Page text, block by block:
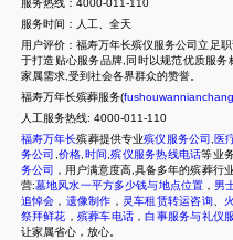
服务热线：4000-011-110
服务时间：人工、全天
用户评价：福寿万年长殡仪服务公司立足
于打造贴心服务品牌,同时以规范优质服
家属需求,受到社会各界群众的赞誉。
福寿万年长殡葬服务(
人工服务热线: 4000-011-110
福寿万年长殡葬提供专业殡仪服务公司 医
务公司 价格 时间 殡仪服务热线电话等业
务公司
，用户满意度高,具备多年的殡葬行
营:墓地风水一平方多少钱与地点位置 ， 男
追悼会 ， 遗像制作 ， 灵车租赁转运咨询、
祭拜鲜花 ， 殡葬车电话 ，白事服务与礼仪
让家属省心，放心。